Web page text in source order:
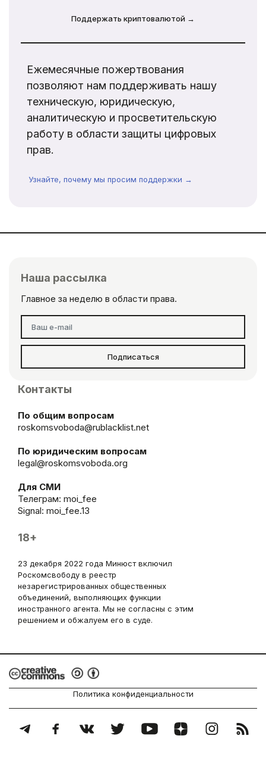
Поддержать криптовалютой →
Ежемесячные пожертвования
позволяют нам поддерживать нашу
техническую, юридическую,
аналитическую и просветительскую
работу в области защиты цифровых
прав.
Узнайте, почему мы просим поддержки →
Наша рассылка
Главное за неделю в области права.
Подписаться
Контакты
По общим вопросам
roskomsvoboda@rublacklist.net
По юридическим вопросам
legal@roskomsvoboda.org
Для СМИ
Телеграм: moi_fee
Signal: moi_fee.13
18+
23 декабря 2022 года Минюст включил
Роскомсвободу в реестр
незарегистрированных общественных
объединений, выполняющих функции
иностранного агента. Мы не согласны с этим
решением и обжалуем его в суде.
Политика конфиденциальности